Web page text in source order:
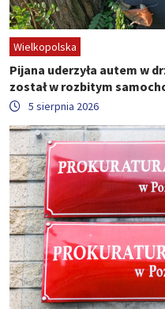
Wielkopolska
Pijana uderzyła autem w
został w rozbitym
5 sierpnia 2026